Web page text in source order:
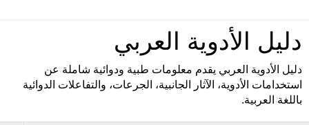
دليل الأدوية العربي
دليل الأدوية العربي يقدم معلومات طبية ودوائية شاملة عن
استخدامات الأدوية، الآثار الجانبية، الجرعات، والتفاعلات الدوائية
باللغة العربية.